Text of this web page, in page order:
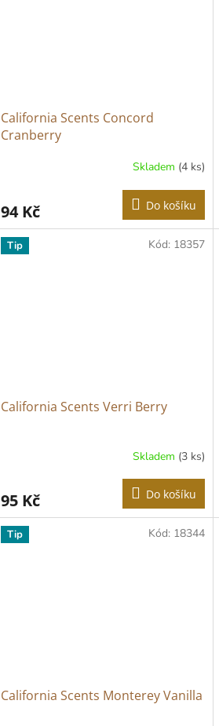
California Scents Concord
Cranberry
Skladem (4 ks)
94 Kč Do košíku
Tip
California Scents Verri Berry
Skladem (3 ks)
95 Kč Do košíku
Kód: 18357
Tip
California Scents Monterey Vanilla
Kód: 18344